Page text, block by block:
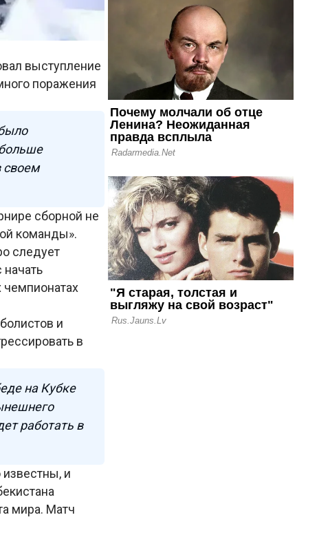
выступление
поражения
своем
сборной не
команды».
следует
чемпионатах
и
в
на Кубке
работать в
и
мира. Матч